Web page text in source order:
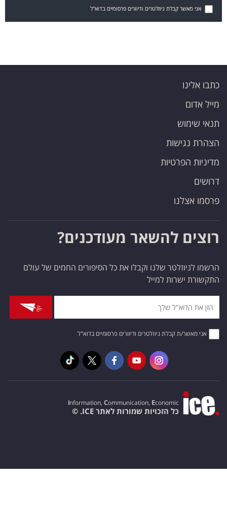
אני מאשר קבלת ניוזלטרים ודיוורים פרסומיים בדוא"ל
כתבו אלינו
מייל אדום
תנאי שימוש
הצהרת נגישות
מדיניות הפרטיות
דרושים
פרסמו אצלנו
רוצים להשאר מעודכנים?
הרשמו לניוזלטר שלנו וקבלו את כל הסיפורים החמים של עולם
התקשורת ישרות למייל
אני מאשר/ת קבלת ניוזלטרים ודיוורים פרסומיים בדוא"ל
Information, Communication, Economic
כל הזכויות שמורות לאתר ICE. ©